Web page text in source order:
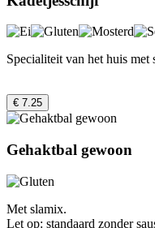
Specialiteit van het huis met
€ 7.25
Gehaktbal gewoon
Met slamix.
Let op: standaard zonder